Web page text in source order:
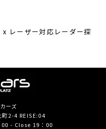
レーザー対応レーダー探
ーズ
2-4 REISE:04
- Close 19：00